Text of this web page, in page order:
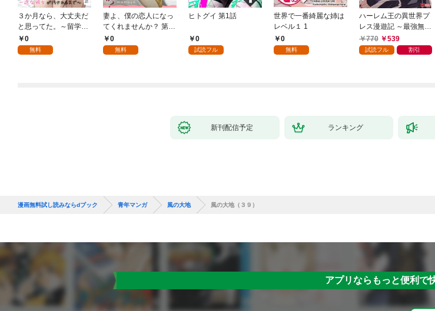
３か月なら、大丈夫だ
と思ってた。～留学し
た僕の留守中に、一途
な彼女が汚されるまで
0
無料
妻よ、僕の恋人になっ
てくれませんか？ 第1
話0
無料
ヒトグイ 第1話
0
試読フル
世界で一番綺麗な姉は
レベル１ 1
0
無料
ハーレム王の異世界プ
レス漫遊記 ～最強無双
のおじさんはあらゆる
種族を嫁にする～（コ
770 539
試読フル 割引
新刊配信予定 ランキング
漫画無料試し読みならdブック 青年マンガ 風の大地 風の大地（３９）
アプリならもっと便利で